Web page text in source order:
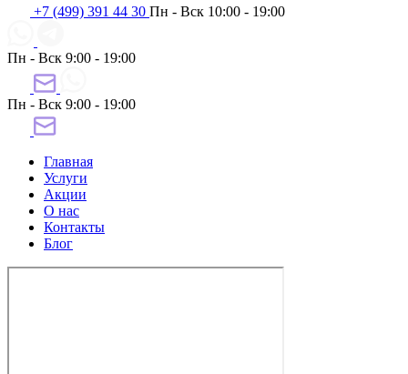
+7 (499) 391 44 30 Пн - Вск 10:00 - 19:00
Пн - Вск 9:00 - 19:00
Пн - Вск 9:00 - 19:00
Главная
Услуги
Акции
О нас
Контакты
Блог